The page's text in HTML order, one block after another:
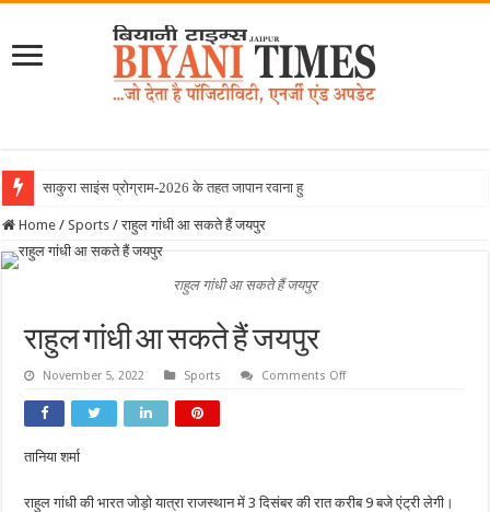
साकुरा साइंस प्रोग्राम-2026 के तहत जापान रवाना हुई बियानी ग्
Home / Sports / राहुल गांधी आ सकते हैं जयपुर
राहुल गांधी आ सकते हैं जयपुर
राहुल गांधी आ सकते हैं जयपुर
November 5, 2022 Sports Comments Offon
तानिया शर्मा
राहुल गांधी की भारत जोड़ो यात्रा राजस्थान में 3 दिसंबर की रात करीब 9 बजे एंट्री लेगी।